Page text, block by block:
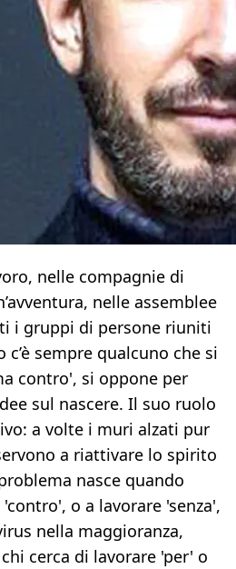
nelle compagnie di
nelle assemblee
i gruppi di persone riuniti
sempre qualcuno che si
contro', si oppone per
sul nascere. Il suo ruolo
a volte i muri alzati pur
a riattivare lo spirito
nasce quando
o a lavorare 'senza',
nella maggioranza,
cerca di lavorare 'per' o